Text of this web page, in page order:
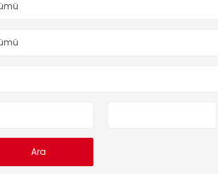
Ara